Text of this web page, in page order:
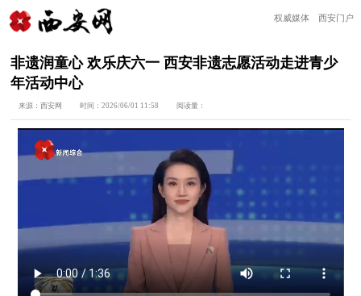
权威媒体 西安门户
非遗润童心 欢乐庆六一 西安非遗志愿活动走进青少
年活动中心
来源：西安网 时间：2026/06/01 11:58 阅读量：